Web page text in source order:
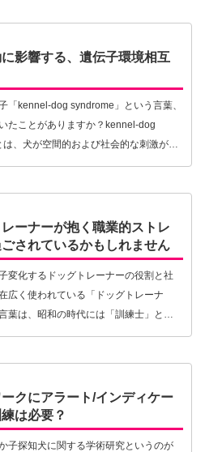
影響する、遺伝子環境相互
「kennel-dog syndrome」という言葉、
たことがありますか？kennel-dog
、犬が空間的および社会的な刺激が制
で生活を送ることで、慢性的なストレ
レーナーが抱く職業的ストレ
されているかもしれません
変化するドッグトレーナーの役割と社
広く使われている「ドッグトレーナ
葉は、昭和の時代には「訓練士」と呼
ークにアラート/インディケー
練は必要？
子探知犬に関する学術研究というのが